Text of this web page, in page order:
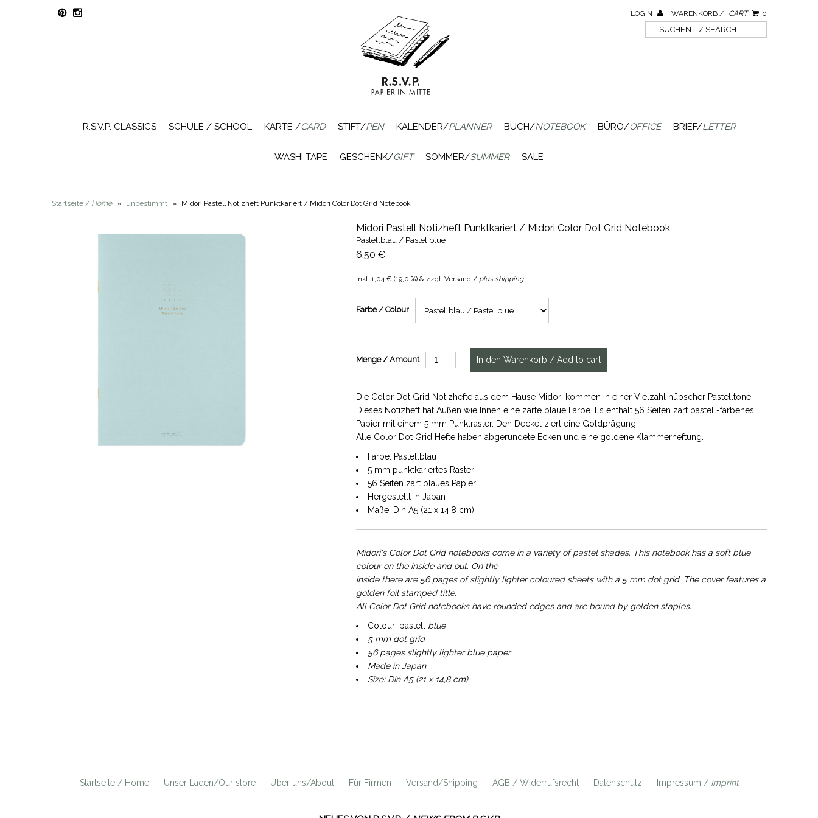
LOGIN WARENKORB / CART 0
R.S.V.P. CLASSICS SCHULE / SCHOOL KARTE /CARD STIFT/PEN KALENDER/PLANNER BUCH/NOTEBOOK BÜRO/OFFICE BRIEF/LETTER
WASHI TAPE GESCHENK/GIFT SOMMER/SUMMER SALE
Startseite / Home » unbestimmt » Midori Pastell Notizheft Punktkariert / Midori Color Dot Grid Notebook
Midori Pastell Notizheft Punktkariert / Midori Color Dot Grid Notebook
Pastellblau / Pastel blue
6,50 €
inkl. 1,04 € (19,0 %) & zzgl. Versand / plus shipping
Farbe / Colour
Menge / Amount
Die Color Dot Grid Notizhefte aus dem Hause Midori kommen in einer Vielzahl hübscher Pastelltöne.
Dieses Notizheft hat Außen wie Innen eine zarte blaue Farbe. Es enthält 56 Seiten zart pastell-farbenes
Papier mit einem 5 mm Punktraster. Den Deckel ziert eine Goldprägung.
Alle Color Dot Grid Hefte haben abgerundete Ecken und eine goldene Klammerheftung.
Farbe: Pastellblau
5 mm punktkariertes Raster
56 Seiten zart blaues Papier
Hergestellt in Japan
Maße: Din A5 (21 x 14,8 cm)
Midori's Color Dot Grid notebooks come in a variety of pastel shades. This notebook has a soft blue
colour on the inside and out. On the
inside there are 56 pages of slightly lighter coloured sheets with a 5 mm dot grid. The cover features a
golden foil stamped title.
All Color Dot Grid notebooks have rounded edges and are bound by golden staples.
Colour: pastell blue
5 mm dot grid
56 pages slightly lighter blue paper
Made in Japan
Size: Din A5 (21 x 14,8 cm)
Startseite / Home Unser Laden/Our store Über uns/About Für Firmen Versand/Shipping AGB / Widerrufsrecht Datenschutz Impressum / Imprint